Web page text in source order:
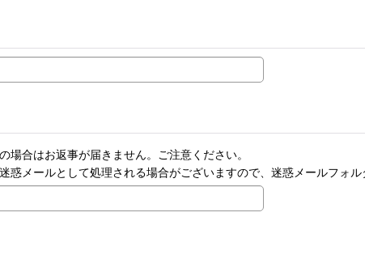
場合はお返事が届きません。ご注意ください。
惑メールとして処理される場合がございますので、迷惑メールフォル